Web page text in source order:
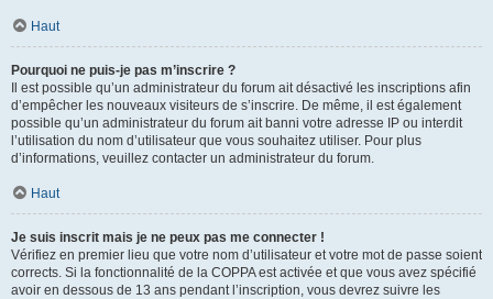
Haut
Pourquoi ne puis-je pas m’inscrire ?
Il est possible qu’un administrateur du forum ait désactivé les inscriptions afin
d’empêcher les nouveaux visiteurs de s’inscrire. De même, il est également
possible qu’un administrateur du forum ait banni votre adresse IP ou interdit
l’utilisation du nom d’utilisateur que vous souhaitez utiliser. Pour plus
d’informations, veuillez contacter un administrateur du forum.
Haut
Je suis inscrit mais je ne peux pas me connecter !
Vérifiez en premier lieu que votre nom d’utilisateur et votre mot de passe soient
corrects. Si la fonctionnalité de la COPPA est activée et que vous avez spécifié
avoir en dessous de 13 ans pendant l’inscription, vous devrez suivre les